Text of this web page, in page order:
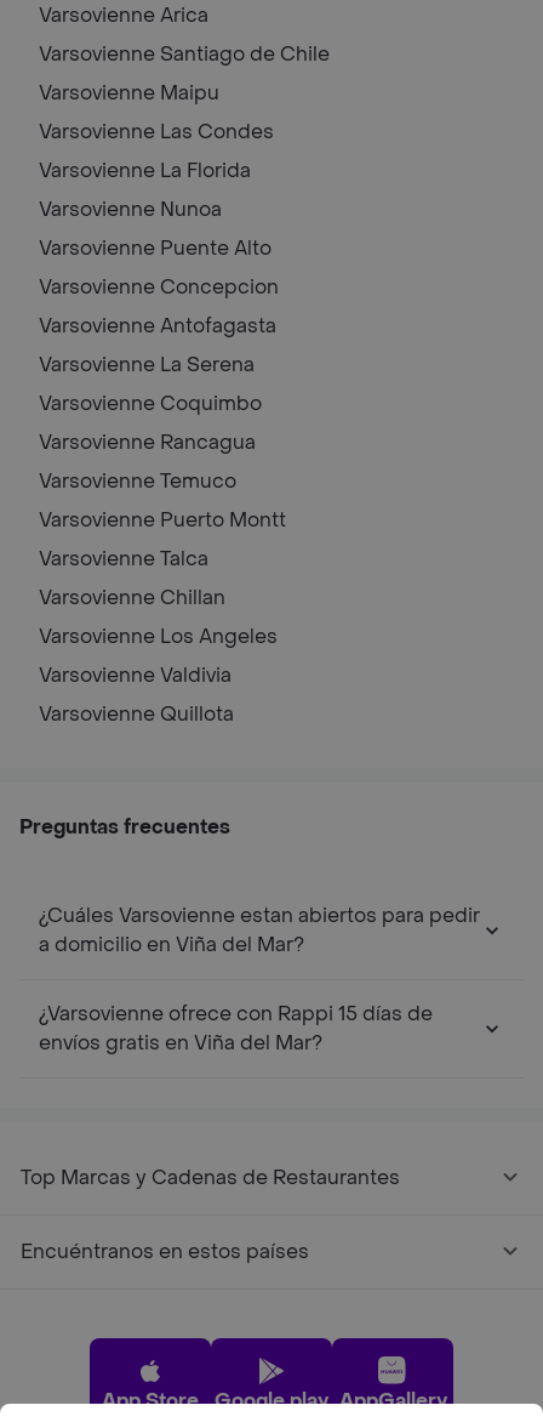
VarsovienneArica
Varsovienne Santiago de Chile
Varsovienne Maipu
Varsovienne Las Condes
Varsovienne La Florida
Varsovienne Nunoa
Varsovienne Puente Alto
Varsovienne Concepcion
VarsovienneAntofagasta
Varsovienne La Serena
Varsovienne Coquimbo
Varsovienne Rancagua
VarsovienneTemuco
Varsovienne Puerto Montt
VarsovienneTalca
Varsovienne Chillan
Varsovienne Los Angeles
VarsovienneValdivia
Varsovienne Quillota
Preguntas frecuentes
¿Cuáles Varsovienne estan abiertos para pedir
a domicilio en Viña del Mar?
¿Varsovienne ofrece con Rappi 15 días de
envíos gratis en Viña del Mar?
Top Marcas y Cadenas de Restaurantes
Encuéntranos en estos países
App Store Google play AppGallery